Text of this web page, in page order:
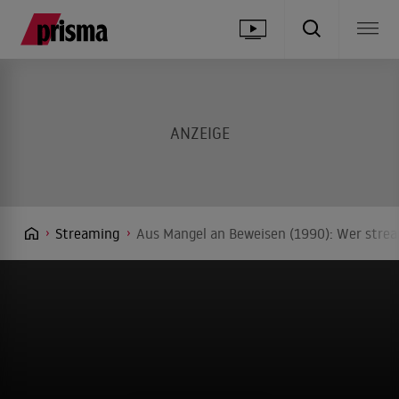
Streaming Aus Mangel an Beweisen (1990): Wer